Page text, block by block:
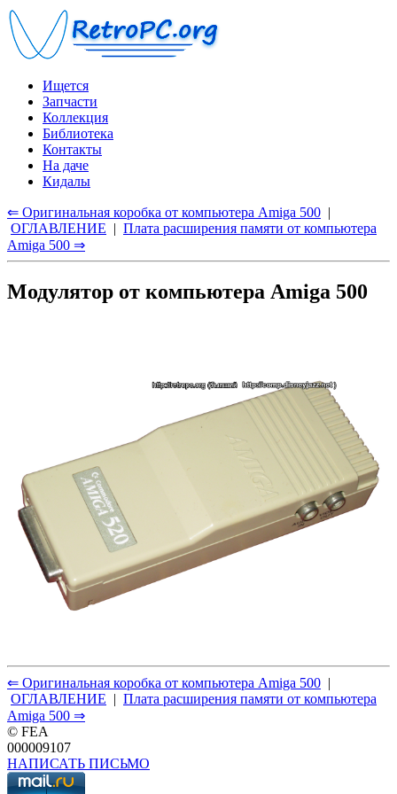
Ищется
Запчасти
Коллекция
Библиотека
Контакты
На даче
Кидалы
⇐ Оригинальная коробка от компьютера Amiga 500 |
ОГЛАВЛЕНИЕ | Плата расширения памяти от компьютера
Amiga 500 ⇒
Модулятор от компьютера Amiga 500
⇐ Оригинальная коробка от компьютера Amiga 500 |
ОГЛАВЛЕНИЕ | Плата расширения памяти от компьютера
Amiga 500 ⇒
© FEA
000009107
НАПИСАТЬ ПИСЬМО